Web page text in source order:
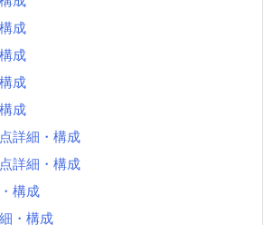
成
成
成
成
詳細・構成
詳細・構成
構成
・構成